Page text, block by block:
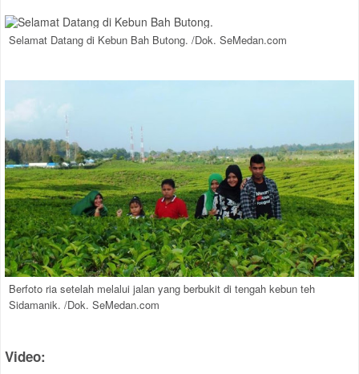
Selamat Datang di Kebun Bah Butong. /Dok. SeMedan.com
Berfoto ria setelah melalui jalan yang berbukit di tengah kebun teh
Sidamanik. /Dok. SeMedan.com
Video: